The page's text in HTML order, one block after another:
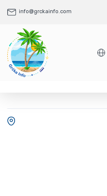
info@grckainfo.com